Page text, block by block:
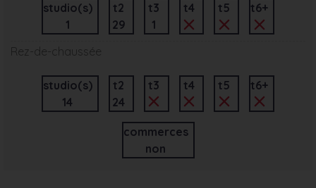
studio(s)
1
t2
29
t3
1
t4 t5 t6+
Rez-de-chaussée
studio(s)
14
t2
24
t3 t4 t5 t6+
commerces
non